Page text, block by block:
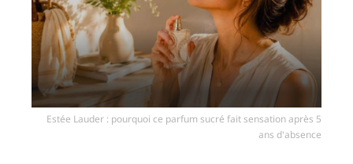
Estée Lauder : pourquoi ce parfum sucré fait sensation après 5
ans d'absence